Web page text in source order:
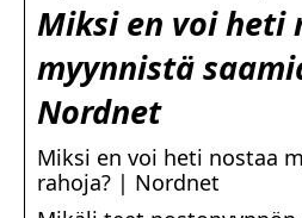
Miksi en voi heti
myynnistä
Nordnet
Miksi en voi heti nostaa
rahoja? | Nordnet